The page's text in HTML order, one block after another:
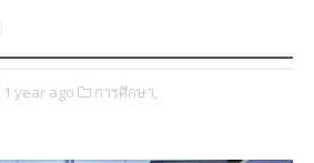
1 year ago การศึกษา,